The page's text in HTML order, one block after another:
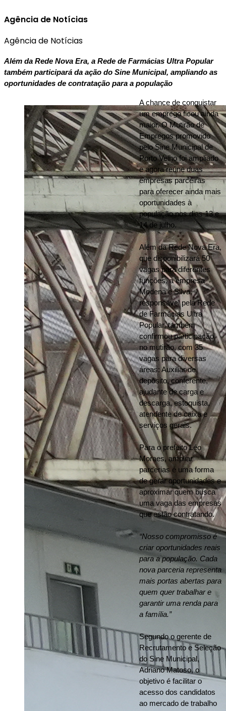
Agência de Notícias
Agência de Notícias
Além da Rede Nova Era, a Rede de Farmácias Ultra Popular
também participará da ação do Sine Municipal, ampliando as
oportunidades de contratação para a população
A chance de conquistar
um emprego ficou ainda
maior. O Mutirão de
Empregos promovido
pelo Sine Municipal de
Porto Velho foi ampliado
e agora reúne duas
empresas parceiras
para oferecer ainda mais
oportunidades à
população nos dias 13 e
14 de julho.
Além da Rede Nova Era,
que disponibilizará 50
vagas para diferentes
funções, a empresa
Modena e Silva,
responsável pela Rede
de Farmácias Ultra
Popular, também
confirmou participação
no mutirão, com 35
vagas para diversas
áreas: Auxiliar de
depósito, conferente,
ajudante de carga e
descarga, estoquista,
atendente de caixa e
serviços gerais.
Para o prefeito Léo
Moraes, ampliar
parcerias é uma forma
de gerar oportunidades e
aproximar quem busca
uma vaga das empresas
que estão contratando.
“Nosso compromisso é
criar oportunidades reais
para a população. Cada
nova parceria representa
mais portas abertas para
quem quer trabalhar e
garantir uma renda para
a família.”
Segundo o gerente de
Recrutamento e Seleção
do Sine Municipal,
Adriano Matoso, o
objetivo é facilitar o
acesso dos candidatos
ao mercado de trabalho